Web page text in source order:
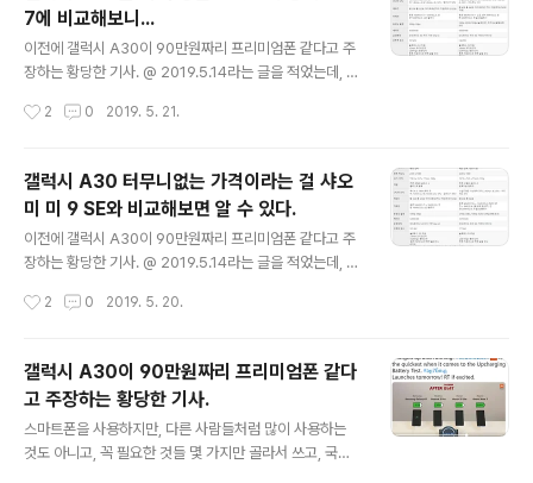
만들어갈 수 있는 발판이 만들어진다. 경쟁 제품이 있어야
가격에 거품이 없는 좋은 제품이 나오기 마련이고, 그런 좋
은 제품을 저렴한 가격에 구매한 소비자가 많아지면, 굳이
뜬금없는 듯한 이야기지만, 샤오미 회사의 주업은 인터넷/
7에 비교해보니...
이전에 갤럭시 A30이 90만원짜리 프리미엄폰 같다고 주
장하는 황당한 기사. @ 2019.5.14라는 글을 적었는데, 그
고, 플라스틱 재질이지만 디자인이 좋고, 만져보면 좋아서
은 아몰레드 액정이 사용된 샤오미 미 9 SE와 비교를 해보
면서 갤럭시 A30 터무니없는 가격이라는 걸 샤오미 미 9
SE와 비교해보면 알 수 있다. @ 2019.5.15 라는 글을 적
었다. 외산폰의 아쉬운 점 - 해외 직구해야 한다는 점... 아
쉽게도 샤오미 미 9 SE 같은 경우는 국내에 판매가 되지 않
다보니, 쉽지가 않다. 물론 해외 직구 대행해서 파는 업체
2 0 2019. 5. 21.
갤럭시 A30 터무니없는 가격이라는 걸 샤오
미 미 9 SE와 비교해보면 알 수 있다.
이전에 갤럭시 A30이 90만원짜리 프리미엄폰 같다고 주
장하는 황당한 기사. @ 2019.5.14라는 글을 적었는데, 그
어서 90만원짜리 프리미엄폰과 같다고 주장을 했다. 그래
해봤다. 그리고 다음 글에는 홍미노트 7과 비교를 해볼 생
각이다. 해외 갤럭시 A30에 대한 것들. 자세히 알아본 건
아니고, 모 카페에 올라오는 글을 보고 알게 된 것만 이야기
를 해본다. 국내 제품은 3G 32G이고, 해외 제품은 4G 6
4G이다. 국내 제품은 삼성페이가 지원되니, 이 정도 차이
2 0 2019. 5. 20.
갤럭시 A30이 90만원짜리 프리미엄폰 같다
고 주장하는 황당한 기사.
스마트폰을 사용하지만, 다른 사람들처럼 많이 사용하는
것도 아니고, 꼭 필요한 것들 몇 가지만 골라서 쓰고, 국내